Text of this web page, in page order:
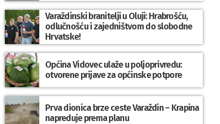
Varaždinski branitelji u Oluji: Hrabrošću,
odlučnošću i zajedništvom do slobodne
Hrvatske!
Općina Vidovec ulaže u poljoprivredu:
otvorene prijave za općinske potpore
Prva dionica brze ceste Varaždin – Krapina
napreduje prema planu